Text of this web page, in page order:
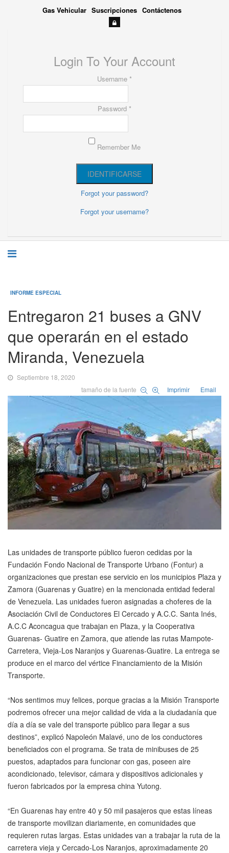
Gas Vehicular Suscripciones Contáctenos
Login To Your Account
Username *
Password *
Remember Me
Forgot your password?
Forgot your username?
INFORME ESPECIAL
Entregaron 21 buses a GNV
que operarán en el estado
Miranda, Venezuela
Septiembre 18, 2020
tamaño de la fuente
Imprimir Email
Las unidades de transporte público fueron cedidas por la
Fundación Fondo Nacional de Transporte Urbano (Fontur) a
organizaciones que prestan ese servicio en los municipios Plaza y
Zamora (Guarenas y Guatire) en la mencionada entidad federal
de Venezuela. Las unidades fueron asignadas a choferes de la
Asociación Civil de Conductores El Cercado y A.C.C. Santa Inés,
A.C.C Aconcagua que trabajan en Plaza, y la Cooperativa
Guarenas- Guatire en Zamora, que atiende las rutas Mampote-
Carretera, Vieja-Los Naranjos y Guarenas-Guatire. La entrega se
produce en el marco del vértice Financiamiento de la Misión
Transporte.
“Nos sentimos muy felices, porque gracias a la Misión Transporte
podremos ofrecer una mejor calidad de vida a la ciudadanía que
día a día se vale del transporte público para llegar a sus
destinos”, explicó Napoleón Malavé, uno de los conductores
beneficiados con el programa. Se trata de minibuses de 25
puestos, adaptados para funcionar con gas, poseen aire
acondicionado, televisor, cámara y dispositivos adicionales y
fueron fabricados por la empresa china Yutong.
“En Guarenas hay entre 40 y 50 mil pasajeros que estas líneas
de transporte movilizan diariamente, en comunidades que
requieren rutas largas. Estas unidades van a trabajar la ruta de la
carretera vieja y Cercado-Los Naranjos, aproximadamente 20